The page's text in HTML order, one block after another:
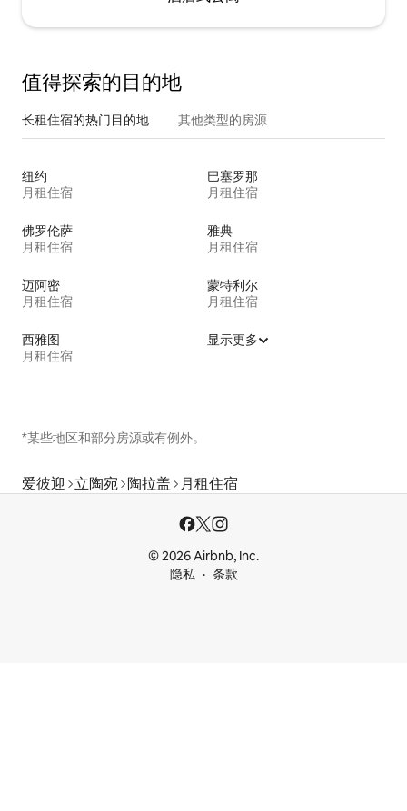
值得探索的目的地
长租住宿的热门目的地 其他类型的房源
纽约
月租住宿
巴塞罗那
月租住宿
佛罗伦萨
月租住宿
雅典
月租住宿
迈阿密
月租住宿
蒙特利尔
月租住宿
西雅图
月租住宿
显示更多
*某些地区和部分房源或有例外。
爱彼迎 立陶宛 陶拉盖 月租住宿
© 2026 Airbnb, Inc.
隐私
条款